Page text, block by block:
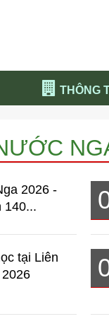
THÔNG
Nổi
2026 -
140...
tại Liên